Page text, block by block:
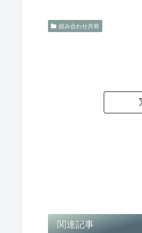
組み合わせ共有
関連記事